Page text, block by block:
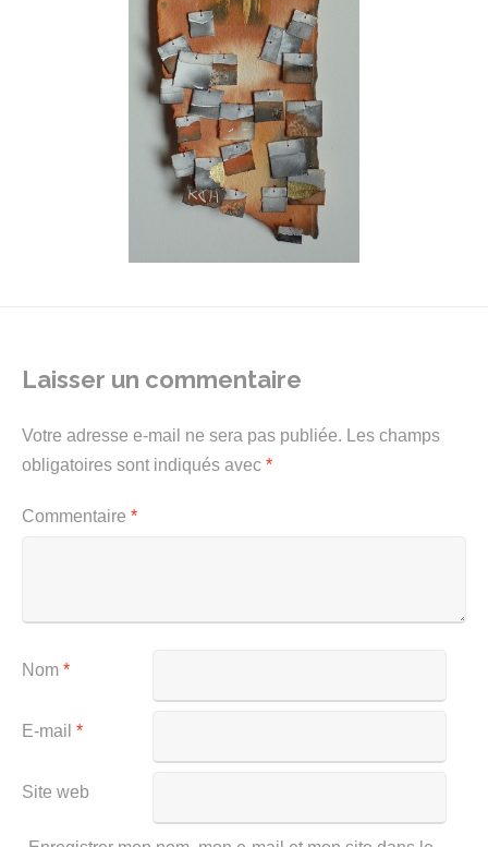
Laisser un commentaire
Votre adresse e-mail ne sera pas publiée. Les champs
obligatoires sont indiqués avec *
Commentaire *
Nom *
E-mail *
Site web